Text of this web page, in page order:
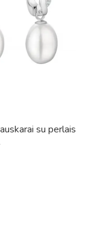
su perlais